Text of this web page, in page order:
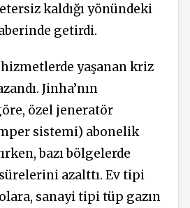
kaldığı yönündeki
getirdi.
yaşanan kriz
Jinha’nın
özel jeneratör
sistemi) abonelik
bazı bölgelerde
azalttı. Ev tipi
sanayi tipi tüp gazın